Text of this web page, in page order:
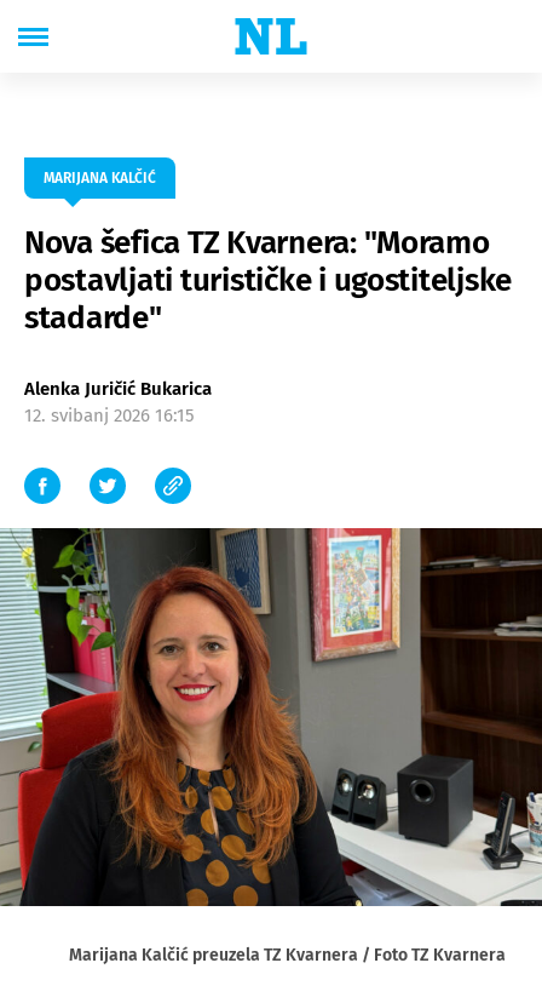
MARIJANA KALČIĆ
Nova šefica TZ Kvarnera: "Moramo
postavljati turističke i ugostiteljske
stadarde"
Alenka Juričić Bukarica
12. svibanj 2026 16:15
Marijana Kalčić preuzela TZ Kvarnera / Foto TZ Kvarnera